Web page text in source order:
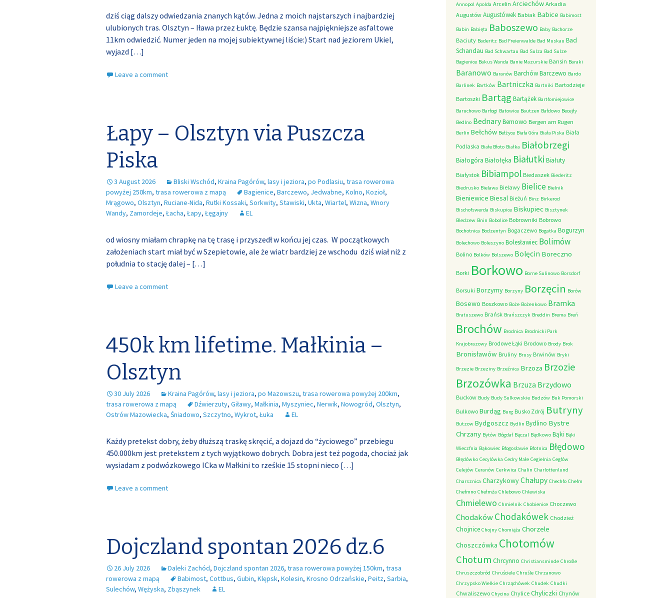
dziś ciąg dalszy odwiedzania znanych kątów. Jedna z moich najstarszych i najbardziej
ulubionych tras. Olsztyn – Iława przez Łuktę. Będzie szansa najpiękniejsze asfaltowe
11km odwiedzić. Numer jeden na mojej subiektywnej liście:) Start nad jeziorem Ukiel,
wyjazd […]
Leave a comment
Łapy – Olsztyn via Puszcza
Piska
3 August 2026 Bliski Wschód, Kraina Pagórów, lasy i jeziora, po Podlasiu, trasa rowerowa
powyżej 250km, trasa rowerowa z mapą Bagienice, Barczewo, Jedwabne, Kolno, Kozioł,
Mrągowo, Olsztyn, Ruciane-Nida, Rutki Kossaki, Sorkwity, Stawiski, Ukta, Wiartel, Wizna, Wnory
Wandy, Zamordeje, Łacha, Łapy, Łęgajny EL
od wiosny miałam chrapkę na tę trasę i przyszedł w końcu jej czas. W początkowych
założeniach start miał być w Szepietowie, ale że wiatr bardziej ze wschodu dziś wiał niż z
południa to stację dalej – […]
Leave a comment
450k km lifetime. Małkinia –
Olsztyn
30 July 2026 Kraina Pagórów, lasy i jeziora, po Mazowszu, trasa rowerowa powyżej 200km,
trasa rowerowa z mapą
Dźwierzuty, Giławy, Małkinia, Myszyniec, Nerwik, Nowogród, Olsztyn,
Ostrów Mazowiecka, Śniadowo, Szczytno, Wykrot, Łuka EL
Każdy pretekst dobry, żeby dłuższą traskę skręcić, a dojazd do “życiowego” przebiegu
450.000km jest pretekstem z tych wyjątkowo dobrych. Dobra jest też pogoda, chociaż jak
wysiadam z podwózkowego ICka w Małkini to rześkie 15 stopni nieco […]
Leave a comment
Dojczland spontan 2026 dz.6
26 July 2026 Daleki Zachód, Dojczland spontan 2026, trasa rowerowa powyżej 150km, trasa
rowerowa z mapą
Babimost, Cottbus, Gubin, Klępsk, Kolesin, Krosno Odrzańskie, Peitz, Sarbia,
Sulechów, Wężyska, Zbąszynek EL
Annopol Apolda Arcelin Arciechów Arkadia
Augustów Augustówek Babiak Babice Babimost
Babin Babięta Baboszewo Baby Bachorze
Baciuty Baderitz Bad Freienwalde Bad Muskau Bad
Schandau Bad Schwartau Bad Sulza Bad Sulze
Bagienice Bakus Wanda Banie Mazurskie Bansin Baraki
Baranowo Baranów BarchówBarczewo Bardo
Barlinek Bartków Bartniczka Bartniki Bartodzieje
Bartoszki Bartąg Bartążek Bartłomiejowice
Baruchowo Barłogi Batowice Bautzen Bałdowo Becejły
Bedlno BednaryBemowo Bergen am Rugen
Berlin Bełchów Bełżyce Biała Góra Biała Piska Biała
Podlaska Białe Błoto Białka Białobrzegi
Białogóra Białołęka Białutki Białuty
Białystok Bibiampol Biedaszek Biederitz
Biedrusko Bielawa Bielawy Bielice Bielnik
Bieniewice Biesal Bieżuń Binz Birkerod
Bischofswerda Biskupice Biskupiec Bisztynek
Bledzew Bnin Bobolice Bobrowniki Bobrowo
Bochotnica Bodzentyn Bogaczewo Bogatka Bogurzyn
Bolechowo Boleszyno Bolesławiec Bolimów
Bolino Bolków Bolszewo Bolęcin Boreczno
Borki Borkowo Borne Sulinowo Borsdorf
Borsuki Borzymy Borzyny Borzęcin Borów
Bosewo Boszkowo Boże Bożenkowo Bramka
Bratuszewo Brańsk Brańszczyk Breddin Brema Breń
Brochów Brodnica Brodnicki Park
Krajobrazowy Brodowe Łąki Brodowo Brody Brok
Bronisławów Bruliny Brusy Brwinów Bryki
Brzezie Brzeziny Brzeźnica Brzoza Brzozie
Brzozówka Brzuza Brzydowo
Buckow Budy Budy Sulkowskie Budzów Buk Pomorski
Bulkowo Burdąg Burg Busko Zdrój Butryny
Butzow Bydgoszcz Bydlin Bydlino Bystre
Chrzany Bytów Bógdał Bączal Bądkowo Bąki Bąki
Wieczfnia Bąkowiec Błogosławie Błotnica Błędowo
Błędówko Cecylówka Cedry Małe Cegielnia Cegłów
Celejów Ceranów Cerkwica Chalin Charlottenlund
Charsznica CharzykowyChałupy Chechło Chełm
Chełmno Chełmża Chlebowo Chlewiska
Chmielewo Chmielnik Chobienice Choczewo
ChodakówChodakówek Chodzież
Chojnice Chojny Chomiąża Chorzele
Choszczówka Chotomów
Chotum Chrcynno Christiansminde Chrośle
Chruszczobród Chruściele Chruśle Chrzanowo
Chrzypsko Wielkie Chrząchówek Chudek Chudki
Chwaliszewo Chycina Chylice Chyliczki Chynów